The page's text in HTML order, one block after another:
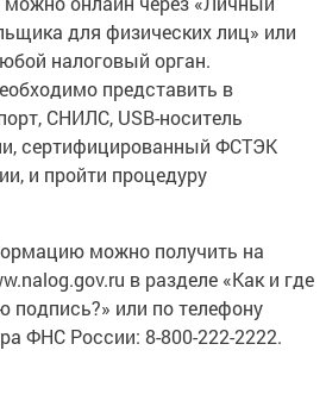
для физических лиц» или
налоговый орган.
представить в
СНИЛС, USB-носитель
сертифицированный ФСТЭК
и пройти процедуру
можно получить на
в разделе «Как и где
подпись?» или по телефону
ФНС России: 8-800-222-2222.